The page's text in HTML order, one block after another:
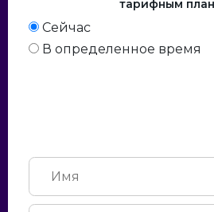
тарифным
Сейчас
В определенное время